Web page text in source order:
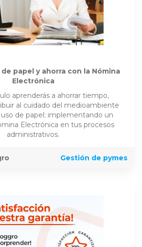
papel y ahorra con la Nómina
Electrónica
aprenderás a ahorrar tiempo,
al cuidado del medioambiente
de papel; implementando un
Electrónica en tus procesos
administrativos.
Gestión de pymes